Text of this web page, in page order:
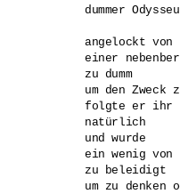
dummer
angelockt von
einer
zu dumm
um den
folgte er ihr
natürlich
und wurde
ein wenig
zu beleidigt
um zu denken